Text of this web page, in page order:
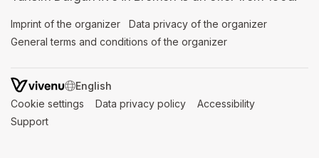
Imprint of the organizer (opens in a new tab)
Data privacy of the organizer
General terms and conditions of the organizer
SWITCH LANGUAGE
Cookie settings (opens in a new tab)
Data privacy policy (opens in a new tab)
Accessibility
Support